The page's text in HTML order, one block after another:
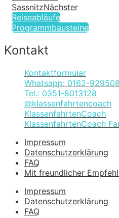
SassnitzNächster
Reiseabläufe
Programmbausteine
Kontakt
Kontaktformular
Whatsapp: 0162-
Tel.: 0351-8013128
@klassenfahrtencoach
KlassenfahrtenCoach
KlassenfahrtenCoach
Impressum
Datenschutzerklärung
FAQ
Mit freundlicher
Impressum
Datenschutzerklärung
FAQ